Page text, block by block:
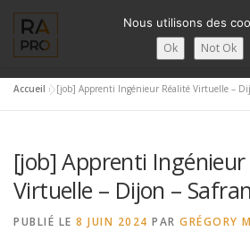
contenu
SERVICES RA’PRO ACTUALITÉ
Accueil »[job] Apprenti Ingénieur Réalité Virtuelle –
[job] Apprenti Ingénieur
Virtuelle – Dijon – Safran
PUBLIÉ LE 8 JUIN 2024 PAR GRÉGORY
Nous utilisons des
Ok Not Ok